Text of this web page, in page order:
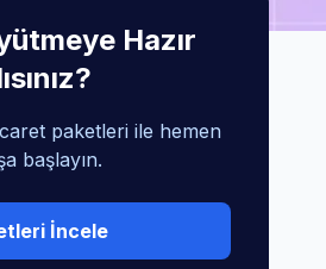
Hazır
paketleri ile hemen
başlayın.
İncele